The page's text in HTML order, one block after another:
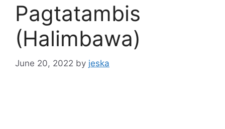
Pagtatambis
(Halimbawa)
June 20, 2022 by jeska